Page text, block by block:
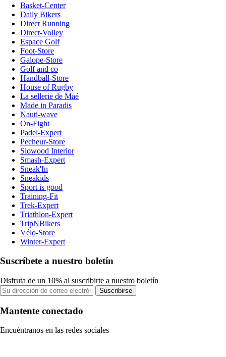
Basket-Center
Daily Bikers
Direct Running
Direct-Volley
Espace Golf
Foot-Store
Galope-Store
Golf and co
Handball-Store
House of Rugby
La sellerie de Maé
Made in Paradis
Nauti-wave
On-Fight
Padel-Expert
Pecheur-Store
Slowood Interior
Smash-Expert
Sneak'In
Sneakids
Sport is good
Training-Fit
Trek-Expert
Triathlon-Expert
TripNBikers
Vélo-Store
Winter-Expert
Suscríbete a nuestro boletín
Disfruta de un 10% al suscribirte a nuestro boletín
Suscribirse
Mantente conectado
Encuéntranos en las redes sociales